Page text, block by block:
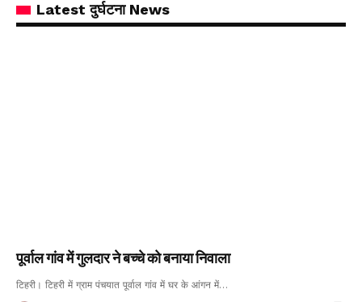
Latest दुर्घटना News
पूर्वाल गांव में गुलदार ने बच्चे को बनाया निवाला
टिहरी। टिहरी में ग्राम पंचयात पूर्वाल गांव में घर के आंगन में…